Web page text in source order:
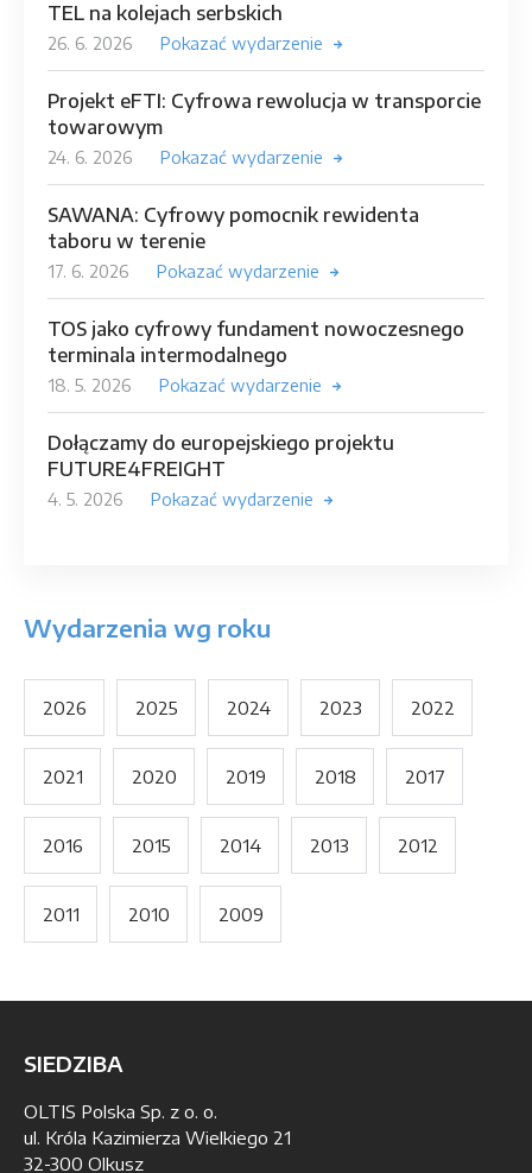
TEL na kolejach serbskich
26. 6. 2026 Pokazać wydarzenie
Projekt eFTI: Cyfrowa rewolucja w transporcie
towarowym
24. 6. 2026 Pokazać wydarzenie
SAWANA: Cyfrowy pomocnik rewidenta
taboru w terenie
17. 6. 2026 Pokazać wydarzenie
TOS jako cyfrowy fundament nowoczesnego
terminala intermodalnego
18. 5. 2026 Pokazać wydarzenie
Dołączamy do europejskiego projektu
FUTURE4FREIGHT
4. 5. 2026 Pokazać wydarzenie
Wydarzenia wg roku
2026 2025 2024 2023 2022
2021 2020 2019 2018 2017
2016 2015 2014 2013 2012
2011 2010 2009
SIEDZIBA
OLTIS Polska Sp. z o. o.
ul. Króla Kazimierza Wielkiego 21
32-300 Olkusz